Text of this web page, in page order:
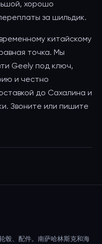
хорошо
за шильдик.
китайскому
точка. Мы
Geely под ключ,
и честно
до Сахалина и
Звоните или пишите
毂、配件。南萨哈林斯克和海